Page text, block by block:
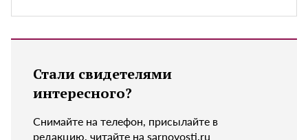
Стали свидетелями
интересного?
Снимайте на телефон, присылайте в
редакцию, читайте на sarnovosti.ru